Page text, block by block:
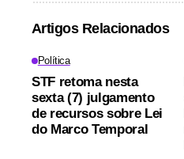
Artigos Relacionados
Política
STF retoma nesta
sexta (7) julgamento
de recursos sobre Lei
do Marco Temporal